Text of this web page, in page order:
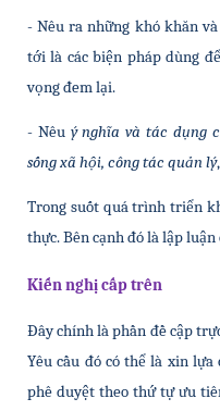
- Nêu ra những khó khăn
tới là các biện pháp dùng
vọng đem lại.
- Nêu ý nghĩa và tác dụng
sống xã hội, công tác quản lý
Trong suốt quá trình triển
thực. Bên cạnh đó là lập
Kiến nghị cấp trên
Đây chính là phần đề cập
Yêu cầu đó có thể là xin
phê duyệt theo thứ tự ưu